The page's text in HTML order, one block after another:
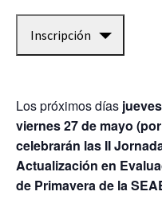
Inscripción
Los próximos días
viernes 27 de mayo
celebrarán las II
Actualización en
de Primavera de la